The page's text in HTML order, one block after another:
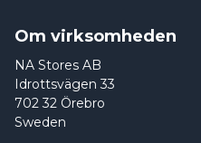
Om virksomheden
NA Stores AB
Idrottsvägen 33
702 32 Örebro
Sweden